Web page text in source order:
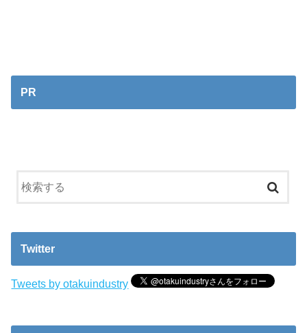
PR
Twitter
Tweets by otakuindustry